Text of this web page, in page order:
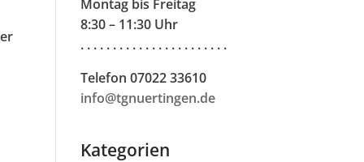
Montag bis Freitag
8:30 – 11:30 Uhr
. . . . . . . . . . . . . . . . . . . . . . .
Telefon 07022 33610
info@tgnuertingen.de
Kategorien